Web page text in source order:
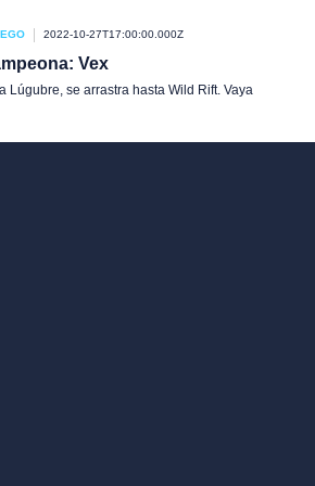
2022-10-27T17:00:00.000Z
Vex
Lúgubre, se arrastra hasta Wild Rift. Vaya